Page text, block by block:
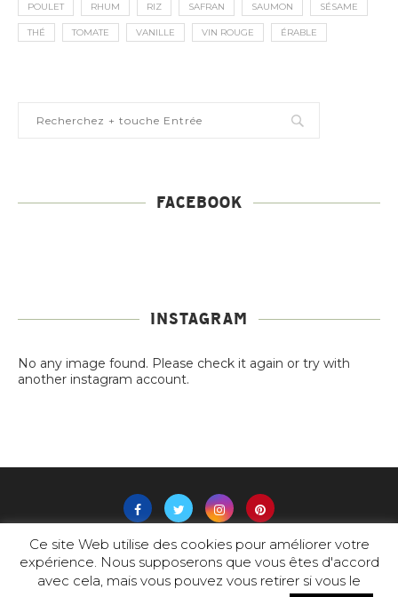
POULET RHUM RIZ SAFRAN SAUMON SÉSAME
THÉ TOMATE VANILLE VIN ROUGE ÉRABLE
FACEBOOK
INSTAGRAM
No any image found. Please check it again or try with
another instagram account.
@2019 - -Tous Droits Réservés
Ce site Web utilise des cookies pour améliorer votre
expérience. Nous supposerons que vous êtes d'accord
avec cela, mais vous pouvez vous retirer si vous le